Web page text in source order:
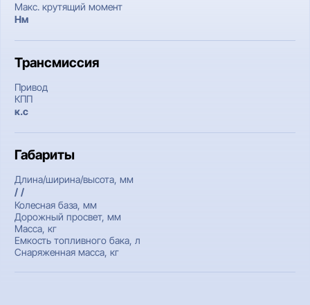
Макс. крутящий момент
Нм
Трансмиссия
Привод
КПП
к.c
Габариты
Длина/ширина/высота, мм
/ /
Колесная база, мм
Дорожный просвет, мм
Масса, кг
Емкость топливного бака, л
Снаряженная масса, кг